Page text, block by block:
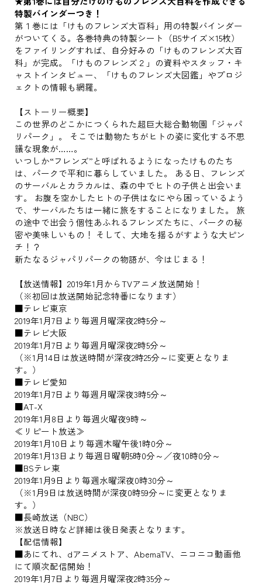
特製バインダーつき！
第１巻には「けものフレンズ大百科」用の特製バインダー
がついてくる。各巻特典の特製シート（B5サイズ×15枚）
をファイリングすれば、自分好みの「けものフレンズ大百
科」が完成。「けものフレンズ２」の資料やスタッフ・キ
ャストインタビュー、「けものフレンズ大図鑑」やプロジ
ェクトの情報も網羅。
【ストーリー概要】
この世界のどこかにつくられた超巨大総合動物園「ジャパ
リパーク」。 そこでは動物たちがヒトの姿に変化する不思
議な現象が……。
いつしか“フレンズ”と呼ばれるようになったけものたち
は、パークで平和に暮らしていました。 ある日、フレンズ
のサーバルとカラカルは、森の中でヒトの子供と出会いま
す。 お腹を空かしたヒトの子供はなにやら困っているよう
で、サーバルたちは一緒に旅をすることになりました。 旅
の途中で出会う個性あふれるフレンズたちに、パークの秘
密や美味しいもの！ そして、大地を揺るがすような大ピン
チ！？
新たなるジャパリパークの物語が、今はじまる！
【放送情報】2019年1月からTVアニメ放送開始！
（※初回は放送開始記念特番になります）
■テレビ東京
2019年1月7日より毎週月曜深夜2時5分～
■テレビ大阪
2019年1月7日より毎週月曜深夜2時5分～
（※1月14日は放送時間が深夜2時25分～に変更となりま
す。）
■テレビ愛知
2019年1月7日より毎週月曜深夜3時5分～
■AT-X
2019年1月8日より毎週火曜夜9時～
≪リピート放送≫
2019年1月10日より毎週木曜午後1時0分～
2019年1月13日より毎週日曜朝5時0分～／夜10時0分～
■BSテレ東
2019年1月9日より毎週水曜深夜0時30分～
（※1月9日は放送時間が深夜0時59分～に変更となりま
す。）
■長崎放送（NBC）
※放送日時など詳細は後日発表となります。
【配信情報】
■あにてれ、dアニメストア、AbemaTV、ニコニコ動画他
にて順次配信開始！
2019年1月7日より毎週月曜深夜2時35分～